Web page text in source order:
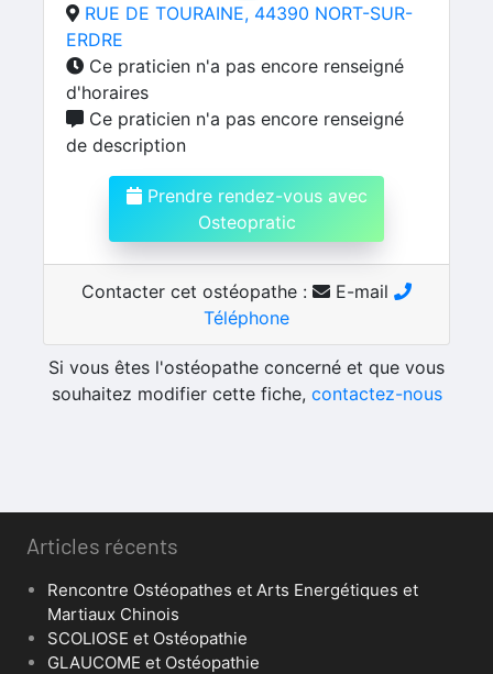
RUE DE TOURAINE, 44390 NORT-SUR-
ERDRE
Ce praticien n'a pas encore renseigné
d'horaires
Ce praticien n'a pas encore renseigné
de description
Prendre rendez-vous avec
Osteopratic
Contacter cet ostéopathe :
E-mail
Téléphone
Si vous êtes l'ostéopathe concerné et que vous
souhaitez modifier cette fiche, contactez-nous
Articles récents
Rencontre Ostéopathes et Arts Energétiques et
Martiaux Chinois
SCOLIOSE et Ostéopathie
GLAUCOME et Ostéopathie